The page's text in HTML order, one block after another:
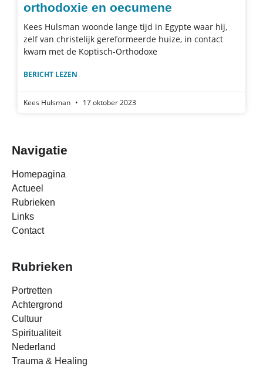
orthodoxie en oecumene
Kees Hulsman woonde lange tijd in Egypte waar hij,
zelf van christelijk gereformeerde huize, in contact
kwam met de Koptisch-Orthodoxe
BERICHT LEZEN
Kees Hulsman 17 oktober 2023
Navigatie
Homepagina
Actueel
Rubrieken
Links
Contact
Rubrieken
Portretten
Achtergrond
Cultuur
Spiritualiteit
Nederland
Trauma & Healing